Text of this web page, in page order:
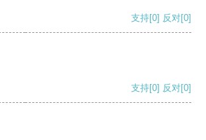
支持[0] 反对[0]
支持[0] 反对[0]